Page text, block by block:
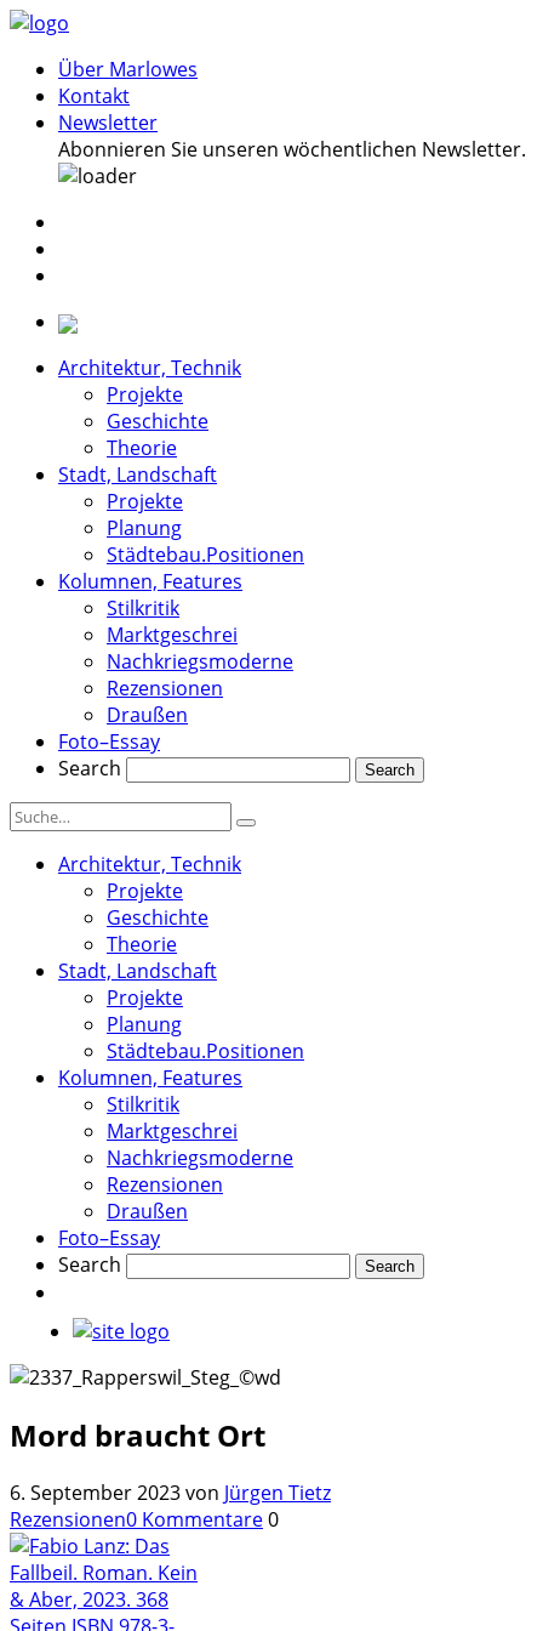
Über Marlowes
Kontakt
Newsletter
Abonnieren Sie unseren wöchentlichen Newsletter.
Architektur, Technik
Projekte
Geschichte
Theorie
Stadt, Landschaft
Projekte
Planung
Städtebau.Positionen
Kolumnen, Features
Stilkritik
Marktgeschrei
Nachkriegsmoderne
Rezensionen
Draußen
Foto–Essay
Search
Architektur, Technik
Projekte
Geschichte
Theorie
Stadt, Landschaft
Projekte
Planung
Städtebau.Positionen
Kolumnen, Features
Stilkritik
Marktgeschrei
Nachkriegsmoderne
Rezensionen
Draußen
Foto–Essay
Search
Mord braucht Ort
6. September 2023von Jürgen Tietz
Rezensionen0 Kommentare0